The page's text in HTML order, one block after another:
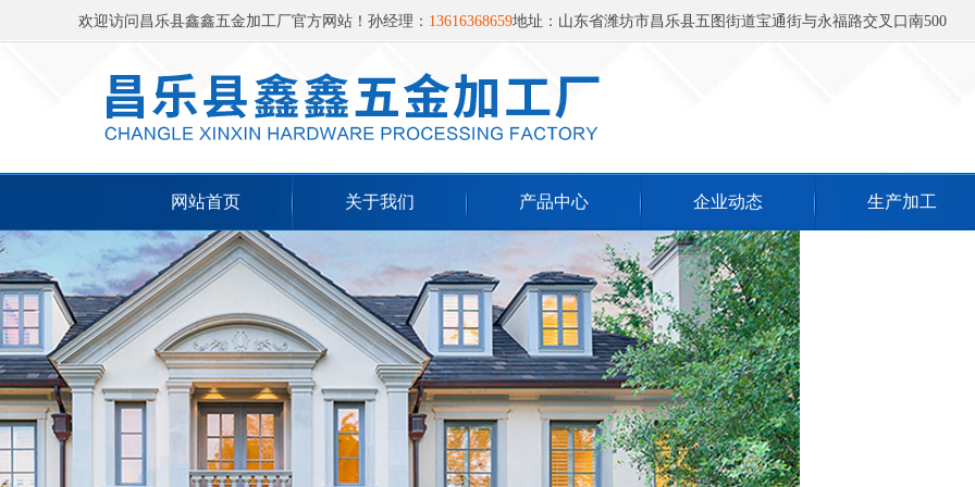
欢迎访问昌乐县鑫鑫五金加工厂官方网站！孙经理： 13616368659‬地址：山东省潍坊市昌乐县五图街道宝通街与永福路交叉口南500
网站首页 关于我们 产品中心 企业动态 生产加工